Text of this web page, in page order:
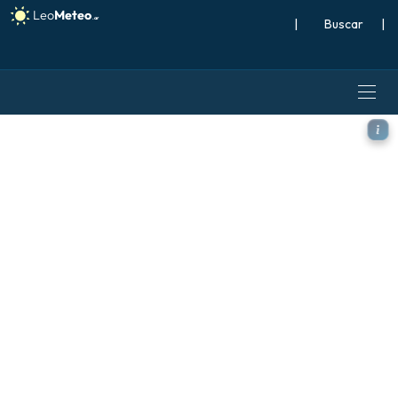
| |
GFS modelo - Italia, Presión